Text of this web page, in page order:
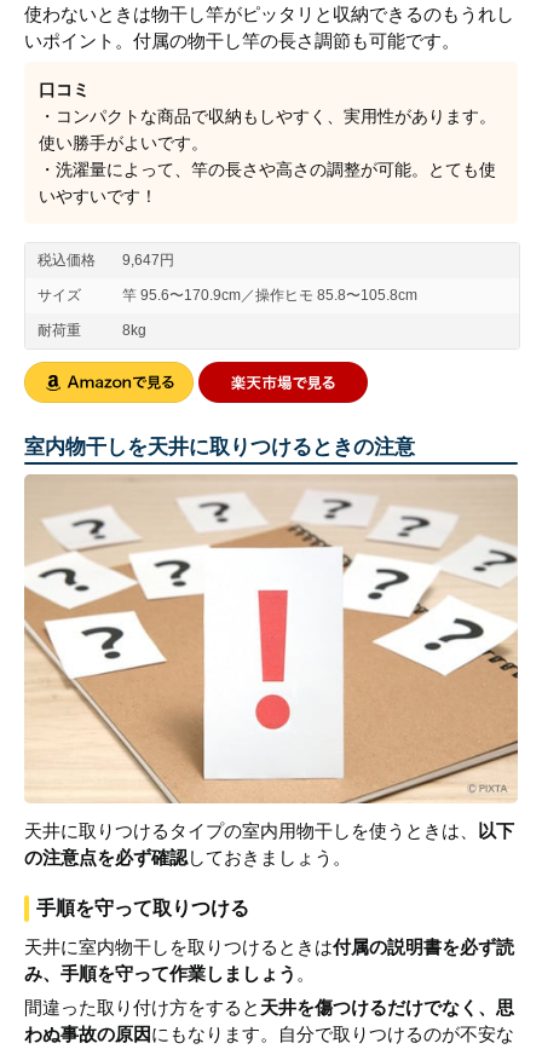
使わないときは物干し竿がピッタリと収納できるのもうれし
いポイント。付属の物干し竿の長さ調節も可能です。
口コミ
・コンパクトな商品で収納もしやすく、実用性があります。
使い勝手がよいです。
・洗濯量によって、竿の長さや高さの調整が可能。とても使
いやすいです！
税込価格 9,647円
サイズ 竿 95.6〜170.9cm／操作ヒモ 85.8〜105.8cm
耐荷重 8kg
室内物干しを天井に取りつけるときの注意
天井に取りつけるタイプの室内用物干しを使うときは、 以下
の注意点を必ず確認しておきましょう。
手順を守って取りつける
天井に室内物干しを取りつけるときは付属の説明書を必ず読
み、手順を守って作業しましょう 。
間違った取り付け方をすると 天井を傷つけるだけでなく、思
わぬ事故の原因にもなります。自分で取りつけるのが不安な